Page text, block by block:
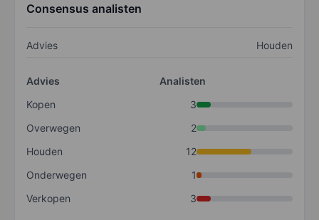
Consensus analisten
Advies Houden
Advies
Analisten
Kopen
3
Overwegen
2
Houden
12
Onderwegen
1
Verkopen
3